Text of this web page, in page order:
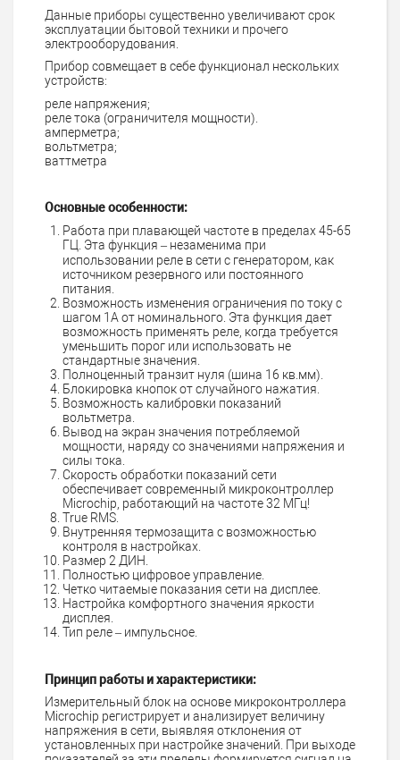
Данные приборы существенно увеличивают срок
эксплуатации бытовой техники и прочего
электрооборудования.
Прибор совмещает в себе функционал нескольких
устройств:
реле напряжения;
реле тока (ограничителя мощности).
амперметра;
вольтметра;
ваттметра
Основные особенности:
Работа при плавающей частоте в пределах 45-65
ГЦ. Эта функция – незаменима при
использовании реле в сети с генератором, как
источником резервного или постоянного
питания.
Возможность изменения ограничения по току с
шагом 1А от номинального. Эта функция дает
возможность применять реле, когда требуется
уменьшить порог или использовать не
стандартные значения.
Полноценный транзит нуля (шина 16 кв.мм).
Блокировка кнопок от случайного нажатия.
Возможность калибровки показаний
вольтметра.
Вывод на экран значения потребляемой
мощности, наряду со значениями напряжения и
силы тока.
Скорость обработки показаний сети
обеспечивает современный микроконтроллер
Microchip , работающий на частоте 32 МГц!
True RMS.
Внутренняя термозащита с возможностью
контроля в настройках.
Размер 2 ДИН.
Полностью цифровое управление.
Четко читаемые показания сети на дисплее.
Настройка комфортного значения яркости
дисплея.
Тип реле – импульсное.
Принцип работы и характеристики:
Измерительный блок на основе микроконтроллера
Microchip регистрирует и анализирует величину
напряжения в сети, выявляя отклонения от
установленных при настройке значений. При выходе